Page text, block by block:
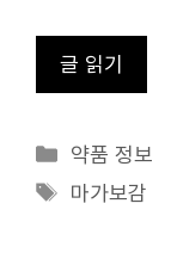
글 읽기
카
테
약품 정보
태
마가보감